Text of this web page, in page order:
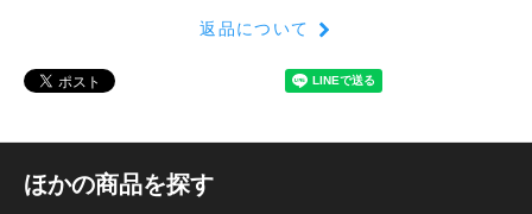
返品について
ほかの商品を探す